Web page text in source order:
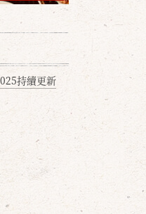
持續更新